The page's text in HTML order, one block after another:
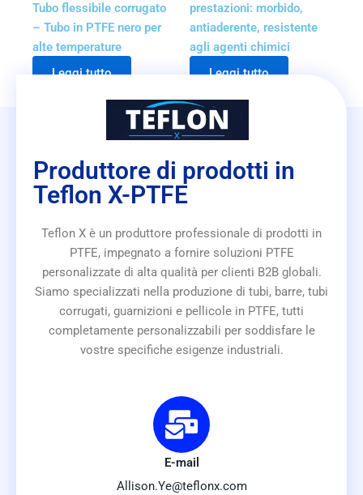
Tubo flessibile corrugato
– Tubo in PTFE nero per
alte temperature
Leggi tutto
prestazioni: morbido,
antiaderente, resistente
agli agenti chimici
Leggi tutto
Produttore di prodotti in
Teflon X-PTFE
Teflon X è un produttore professionale di prodotti in
PTFE, impegnato a fornire soluzioni PTFE
personalizzate di alta qualità per clienti B2B globali.
Siamo specializzati nella produzione di tubi, barre, tubi
corrugati, guarnizioni e pellicole in PTFE, tutti
completamente personalizzabili per soddisfare le
vostre specifiche esigenze industriali.
E-mail
Allison.Ye@teflonx.com